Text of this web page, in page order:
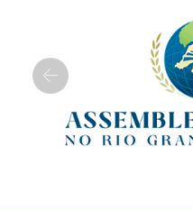
Previous